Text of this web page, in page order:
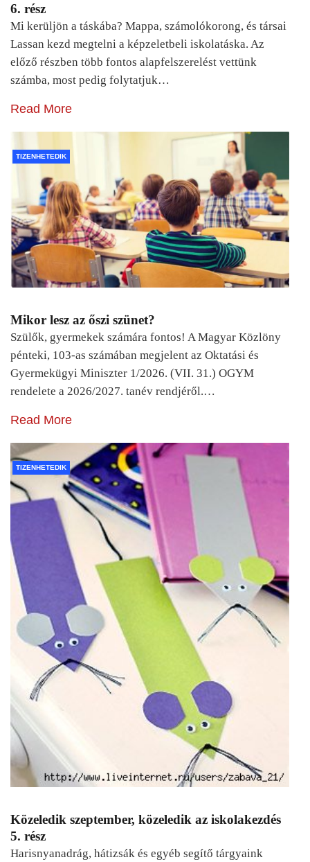
6. rész
Mi kerüljön a táskába? Mappa, számolókorong, és társai
Lassan kezd megtelni a képzeletbeli iskolatáska. Az
előző részben több fontos alapfelszerelést vettünk
számba, most pedig folytatjuk…
Read More
TIZENHETEDIK
Mikor lesz az őszi szünet?
Szülők, gyermekek számára fontos! A Magyar Közlöny
pénteki, 103-as számában megjelent az Oktatási és
Gyermekügyi Miniszter 1/2026. (VII. 31.) OGYM
rendelete a 2026/2027. tanév rendjéről.…
Read More
TIZENHETEDIK
Közeledik szeptember, közeledik az iskolakezdés
5. rész
Harisnyanadrág, hátizsák és egyéb segítő tárgyaink